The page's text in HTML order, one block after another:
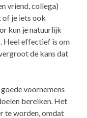
vriend, collega)
of je iets ook
kun je natuurlijk
Heel effectief is om
de kans dat
voornemens
bereiken. Het
te worden, omdat